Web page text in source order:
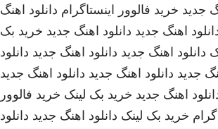
جدید خرید فالوور اینستاگرام دانلود اهنگ
اهنگ جدید دانلود اهنگ جدید خرید بک
دانلود اهنگ جدید دانلود اهنگ جدید دانلود
جدید دانلود اهنگ جدید دانلود اهنگ جدید
اهنگ جدید خرید بک لینک خرید فالوور
خرید بک لینک دانلود اهنگ جدید دانلود